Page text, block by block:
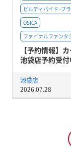
ビルディバイド -ブ
OSICA
ファイナルファンタ
【予約情報】
池袋店予約受
池袋店
2026.07.28